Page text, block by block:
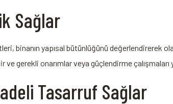
Sağlar
binanın yapısal‌ bütünlüğünü ⁤değerlendirerek
ve gerekli onarımlar veya⁣ güçlendirme çalışmaları
Tasarruf Sağlar